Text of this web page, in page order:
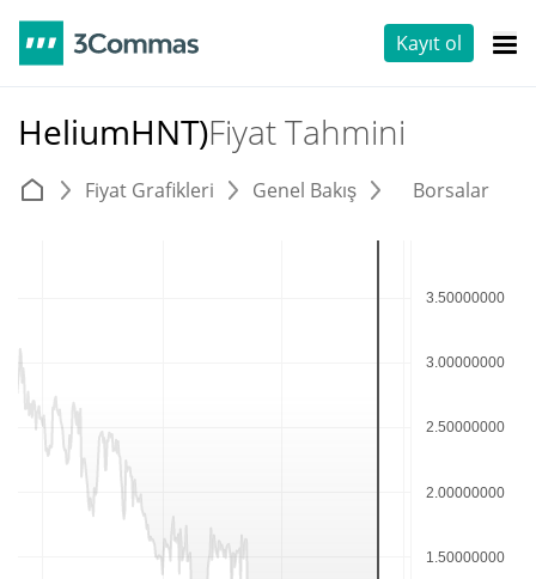
Kayıt ol
HeliumHNT)Fiyat Tahmini
Fiyat Grafikleri Genel Bakış Borsalar